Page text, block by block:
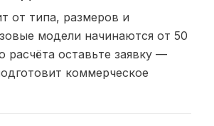
от типа, размеров и
модели начинаются от 50
расчёта оставьте заявку —
коммерческое